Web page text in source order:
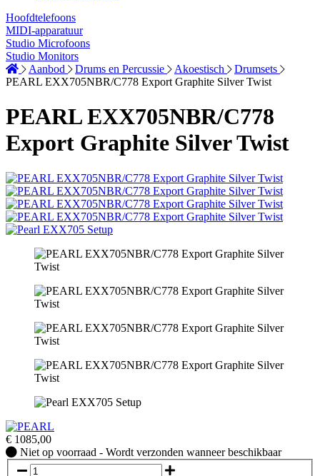
Hoofdtelefoons
MIDI-apparatuur
Studio Microfoons
Studio Monitors
Aanbod
Drums en Percussie Akoestisch
Drumsets
PEARL EXX705NBR/C778 Export Graphite Silver Twist
PEARL EXX705NBR/C778
Export Graphite Silver Twist
€ 1085,00
Niet
op
Niet op voorraad - Wordt verzonden wanneer beschikbaar